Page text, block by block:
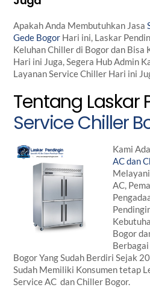
Apakah Anda Membutuhkan Jasa
Gede Bogor Hari ini, Laskar
Keluhan Chiller di Bogor dan Bisa
Hari ini Juga, Segera Hub Admin
Layanan Service Chiller Hari ini
Tentang Laskar
Service Chiller
Kami
AC dan
AC,
Bogor
Bogor Yang Sudah Berdiri Sejak
Sudah Memiliki Konsumen tetap
Service AC dan Chiller Bogor.